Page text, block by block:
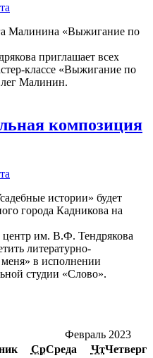
приглашает всех
классе «Выжигание по
Малинин.
композиция
им. В.Ф. Тендрякова
литературно-
в исполнении
студии «Слово».
Февраль 2023
СрСреда ЧтЧетверг